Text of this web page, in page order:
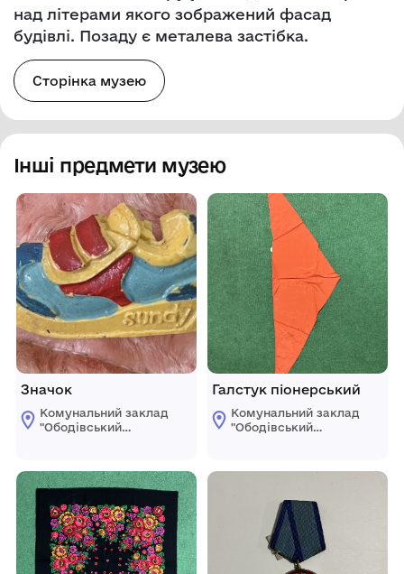
над літерами якого зображений фасад
будівлі. Позаду є металева застібка.
Сторінка музею
Інші предмети музею
Значок
Комунальний заклад
"Ободівський
сільської ради
Галстук піонерський
Комунальний заклад
"Ободівський
сільської ради